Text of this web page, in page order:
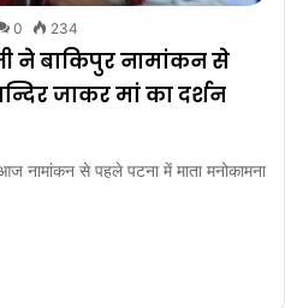
0 234
ने बाकिपुर नामांकन से
जाकर मां का दर्शन
नामांकन से पहले पटना में माता मनोकामना